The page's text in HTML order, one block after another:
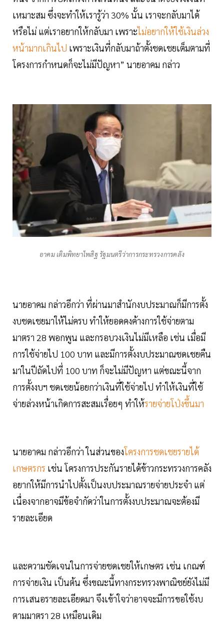
เหมาะสม ซึ่งจะทำให้เรารู้ว่า 30% นั้น เราจะกลับมาได้
หรือไม่ แต่เราอยากให้กลับมา เพราะไม่อยากให้ใช้เงินล่วง
หน้ามากเกินไป เพราะเงินที่กลับมาถ้าตั้งชดเชยเต็มตามที่
โครงการกำหนดก็จะไม่มีปัญหา” นายอาคม กล่าว
อาคม เติมพิทยาไพสิฐ รัฐมนตรีว่าการกระทรวงการคลัง
นายอาคม กล่าวอีกว่า ที่ผ่านมาสำนักงบประมาณก็มีการตั้ง
งบชดเชยมาให้ไม่ครบ ทำให้ยอดคงค้างการใช้จ่ายตาม
มาตรา 28 พอกพูน และกรอบวงเงินไม่มีเหลือ เช่น เมื่อมี
การใช้จ่ายไป 100 บาท และมีการตั้งงบประมาณชดเชยคืน
มาในปีถัดไปที่ 100 บาท ก็จะไม่มีปัญหา แต่ขณะนี้จาก
การตั้งงบฯ ชดเชยน้อยกว่าเงินที่ใช้จ่ายไป ทำให้เงินที่ใช้
จ่ายล่วงหน้าเกิดการสะสมเรื่อยๆ ทำให้รายจ่ายโป่งขึ้นมา
นายอาคม กล่าวอีกว่า ในส่วนของโครงการชดเชยรายได้
เกษตรกร เช่น โครงการประกันรายได้ข้าวกระทรวงการคลัง
อยากให้มีการนำไปตั้งเป็นงบประมาณรายจ่ายประจำ แต่
เนื่องจากอาจมีข้อจำกัดว่าในการตั้งงบประมาณจะต้องมี
รายละเอียด
และความชัดเจนในการจ่ายชดเชยให้เกษตร เช่น เกณฑ์
การจ่ายเงิน เป็นต้น ซึ่งขณะนี้ทางกระทรวงพาณิชย์ยังไม่มี
การเสนอรายละเอียดมา จึงเข้าใจว่าอาจจะมีการขอใช้งบ
ตามมาตรา 28 เหมือนเดิม